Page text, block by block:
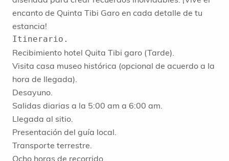
encanto de Quinta Tibi Garo en cada detalle de tu
estancia!
Recibimiento hotel Quita Tibi garo (Tarde).
Visita casa museo histórica (opcional de acuerdo a Ia
hora de Ilegada).
Desayuno.
Salidas diarias a la 5:00 am a 6:00 am.
Llegada al sitio.
Presentación del guía local.
Transporte terrestre.
Ocho horas de recorrido.